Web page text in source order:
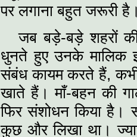
पर लगाना बहुत जरूरी
जब बड़े-बड़े शहरों
धुनते हुए उनके मालिक
संबंध कायम करते हैं,
खाते हैं। माँ-बहन की
फिर संशोधन किया है।
कुछ और लिखा था।